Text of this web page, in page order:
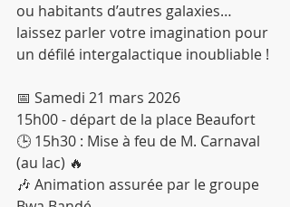
ou habitants d’autres galaxies…
laissez parler votre imagination pour
un défilé intergalactique inoubliable !
📅 Samedi 21 mars 2026
15h00 - départ de la place Beaufort
🕒 15h30 : Mise à feu de M. Carnaval
(au lac) 🔥
🎶 Animation assurée par le groupe